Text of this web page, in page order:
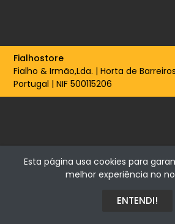
Fialhostore
Fialho & Irmão,Lda. | Horta de
Portugal | NIF 500115206
Esta página usa cookies para
melhor experiência no
ENTENDI!